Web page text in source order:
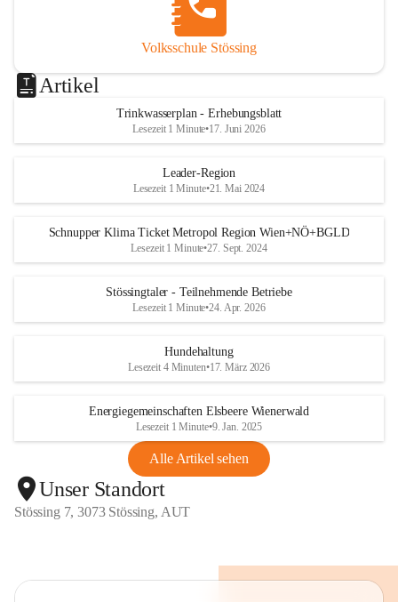
Volksschule Stössing
Artikel
Trinkwasserplan - Erhebungsblatt
Lesezeit 1 Minute•17. Juni 2026
Leader-Region
Lesezeit 1 Minute•21. Mai 2024
Schnupper Klima Ticket Metropol Region Wien+NÖ+BGLD
Lesezeit 1 Minute•27. Sept. 2024
Stössingtaler - Teilnehmende Betriebe
Lesezeit 1 Minute•24. Apr. 2026
Hundehaltung
Lesezeit 4 Minuten•17. März 2026
Energiegemeinschaften Elsbeere Wienerwald
Lesezeit 1 Minute•9. Jan. 2025
Alle Artikel sehen
Unser Standort
Stössing 7, 3073 Stössing, AUT